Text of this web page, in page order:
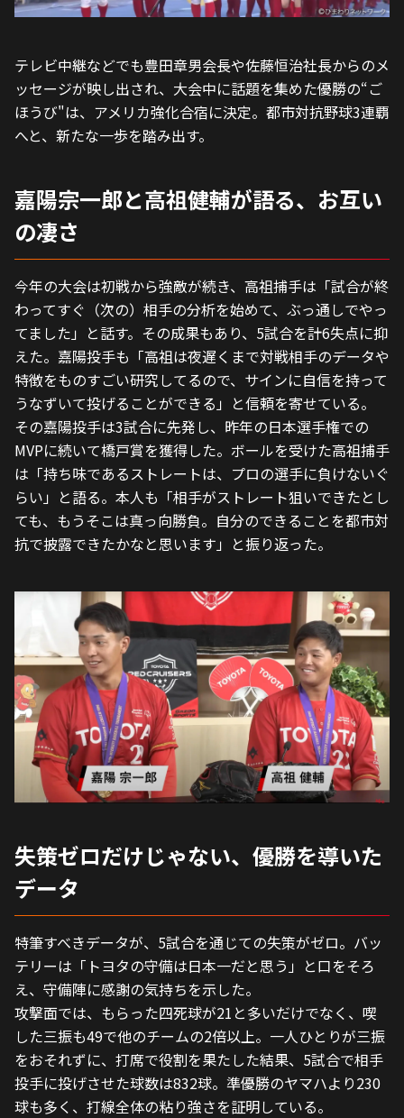
テレビ中継などでも豊田章男会長や佐藤恒治社長からのメ
ッセージが映し出され、大会中に話題を集めた優勝の“ご
ほうび"は、アメリカ強化合宿に決定。都市対抗野球3連覇
へと、新たな一歩を踏み出す。
嘉陽宗一郎と高祖健輔が語る、お互い
の凄さ
今年の大会は初戦から強敵が続き、高祖捕手は「試合が終
わってすぐ（次の）相手の分析を始めて、ぶっ通しでやっ
てました」と話す。その成果もあり、5試合を計6失点に抑
えた。嘉陽投手も「高祖は夜遅くまで対戦相手のデータや
特徴をものすごい研究してるので、サインに自信を持って
うなずいて投げることができる」と信頼を寄せている。
その嘉陽投手は3試合に先発し、昨年の日本選手権での
MVPに続いて橋戸賞を獲得した。ボールを受けた高祖捕手
は「持ち味であるストレートは、プロの選手に負けないぐ
らい」と語る。本人も「相手がストレート狙いできたとし
ても、もうそこは真っ向勝負。自分のできることを都市対
抗で披露できたかなと思います」と振り返った。
失策ゼロだけじゃない、優勝を導いた
データ
特筆すべきデータが、5試合を通じての失策がゼロ。バッ
テリーは「トヨタの守備は日本一だと思う」と口をそろ
え、守備陣に感謝の気持ちを示した。
攻撃面では、もらった四死球が21と多いだけでなく、喫
した三振も49で他のチームの2倍以上。一人ひとりが三振
をおそれずに、打席で役割を果たした結果、5試合で相手
投手に投げさせた球数は832球。準優勝のヤマハより230
球も多く、打線全体の粘り強さを証明している。